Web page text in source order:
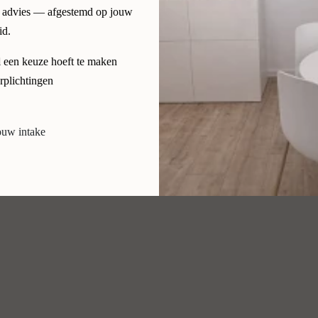
op het gebied van huidverbetering, huidverjonging
— afgestemd op jouw
keuze hoeft te maken
intake